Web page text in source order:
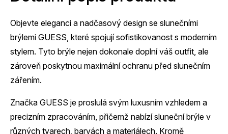
Objevte eleganci a nadčasový design se slunečními
brýlemi GUESS, které spojují sofistikovanost s moderním
stylem. Tyto brýle nejen dokonale doplní váš outfit, ale
zároveň poskytnou maximální ochranu před slunečním
zářením.
Značka GUESS je proslulá svým luxusním vzhledem a
precizním zpracováním, přičemž nabízí sluneční brýle v
různých tvarech, barvách a materiálech. Kromě